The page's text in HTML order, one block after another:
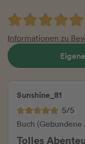
Informationen zu
Sunshine_81
5/5
Buch (Gebundene
Tolles